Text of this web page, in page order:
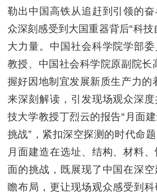
勒出中国高铁从追赶到引领的
众深刻感受到大国重器背后“科技
大力量。中国社会科学院学部
教授、中国社会科学院原副院长
握好因地制宜发展新质生产力的
来深刻解读，引发现场观众深
技大学教授丁烈云的报告“月面
挑战”，紧扣深空探测的时代命
月面建造在选址、结构、材料
面的挑战，既展现了中国在深
瞻布局，更让现场观众感受到